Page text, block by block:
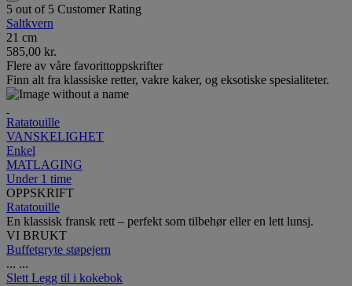
5 out of 5 Customer Rating
Saltkvern
21 cm
585,00 kr.
Flere av våre favorittoppskrifter
Finn alt fra klassiske retter, vakre kaker, og eksotiske spesialiteter.
Ratatouille
VANSKELIGHET
Enkel
MATLAGING
Under 1 time
OPPSKRIFT
Ratatouille
En klassisk fransk rett – perfekt som tilbehør eller en lett lunsj.
VI BRUKT
Buffetgryte støpejern
... ...
Slett Legg til i kokebok